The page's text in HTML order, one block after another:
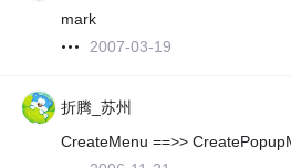
mark
2007-03-19
折腾_苏州
CreateMenu ==>>